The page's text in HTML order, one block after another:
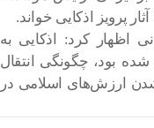
پرویز اذکایی خواند.
اظهار کرد: اذکایی به
بود، چگونگی انتقال
ارزش‌های اسلامی در